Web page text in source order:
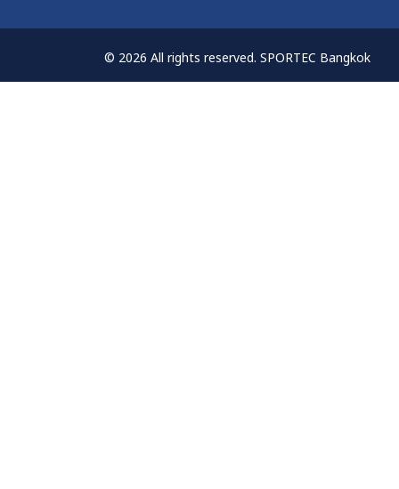
© 2026 All rights reserved. SPORTEC Bangkok